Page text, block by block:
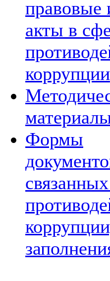
правовые
акты в
коррупции
Формы